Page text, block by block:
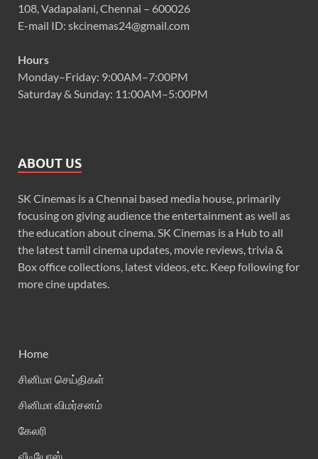
108, Vadapalani, Chennai – 600026
E-mail ID: skcinemas24@gmail.com
Hours
Monday–Friday: 9:00AM–7:00PM
Saturday & Sunday: 11:00AM–5:00PM
ABOUT US
SK Cinemas is a Chennai based media house, primarily
focusing on giving audience the entertainment as well as
the education about cinema. SK Cinemas is a Hub to all
the latest tamil cinema updates, movie reviews, trivia &
Box office collections, latest videos, etc. Keep following for
more cine updates.
Home
சினிமா செய்திகள்
சினிமா விமர்சனம்
கேலரி
வீடியோஸ்